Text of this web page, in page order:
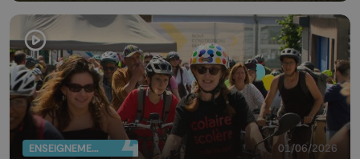
ENSEIGNEMENT 01/06/2026